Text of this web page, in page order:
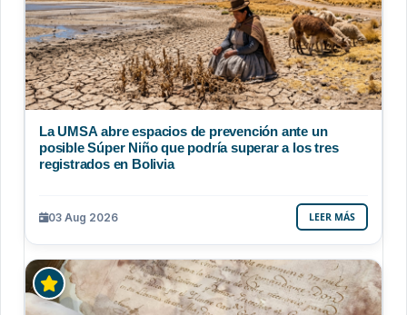
La UMSA abre espacios de prevención ante un
posible Súper Niño que podría superar a los tres
registrados en Bolivia
03 Aug 2026 LEER MÁS